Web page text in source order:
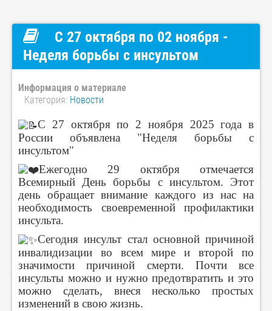
С 27 октября по 02 ноября -
Неделя борьбы с инсультом
Информация о материале
Категория: Новости
С 27 октября по 2 ноября 2025 года в
России объявлена "Неделя борьбы с
инсультом"
Ежегодно 29 октября отмечается
Всемирный День борьбы с инсультом. Этот
день обращает внимание каждого из нас на
необходимость своевременной профилактики
инсульта.
Сегодня инсульт стал основной причиной
инвалидизации во всем мире и второй по
значимости причиной смерти. Почти все
инсульты можно и нужно предотвратить и это
можно сделать, внеся несколько простых
изменений в свою жизнь.